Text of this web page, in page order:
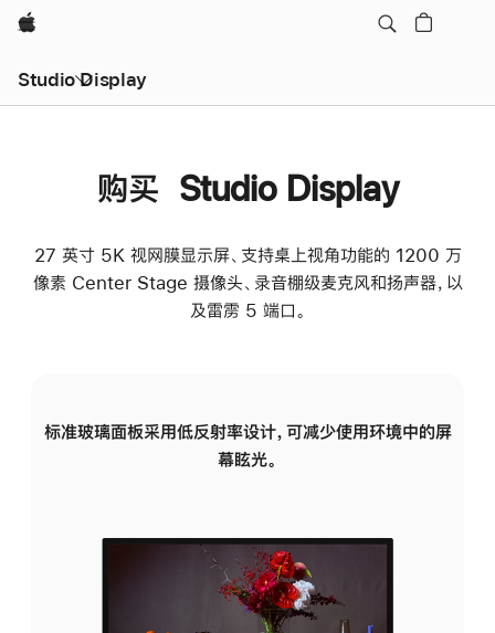
Apple
Studio Display
购买 Studio Display
27 英寸 5K 视网膜显示屏、支持桌上视角功能的 1200 万
像素 Center Stage 摄像头、录音棚级麦克风和扬声器，以
及雷雳 5 端口。
标准玻璃面板采用低反射率设计，可减少使用环境中的屏
幕眩光。